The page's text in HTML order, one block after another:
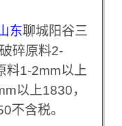
东聊城阳谷三
碎原料2-
料1-2mm以上
以上1830，
不含税。